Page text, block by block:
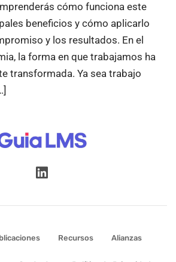
cómo funciona este
beneficios y cómo aplicarlo
y los resultados. En el
la forma en que trabajamos ha
transformada. Ya sea trabajo
Recursos Alianzas